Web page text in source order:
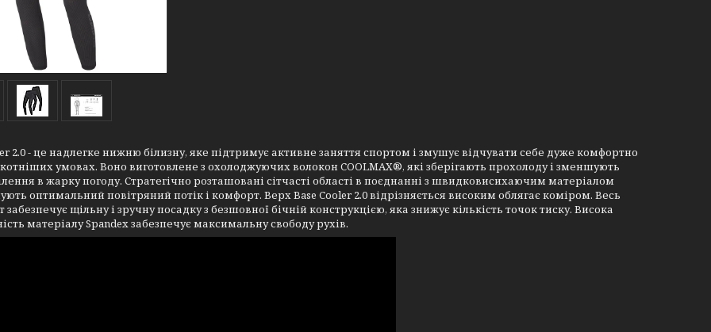
2.0 - це надлегке нижню білизну, яке підтримує активне заняття спортом і змушує відчувати себе дуже комфортно
умовах. Воно виготовлене з охолоджуючих волокон COOLMAX®, які зберігають прохолоду і зменшують
в жарку погоду. Стратегічно розташовані сітчасті області в поєднанні з швидковисихаючим матеріалом
оптимальний повітряний потік і комфорт. Верх Base Cooler 2.0 відрізняється високим облягає коміром. Весь
забезпечує щільну і зручну посадку з безшовної бічній конструкцією, яка знижує кількість точок тиску. Висока
матеріалу Spandex забезпечує максимальну свободу рухів.